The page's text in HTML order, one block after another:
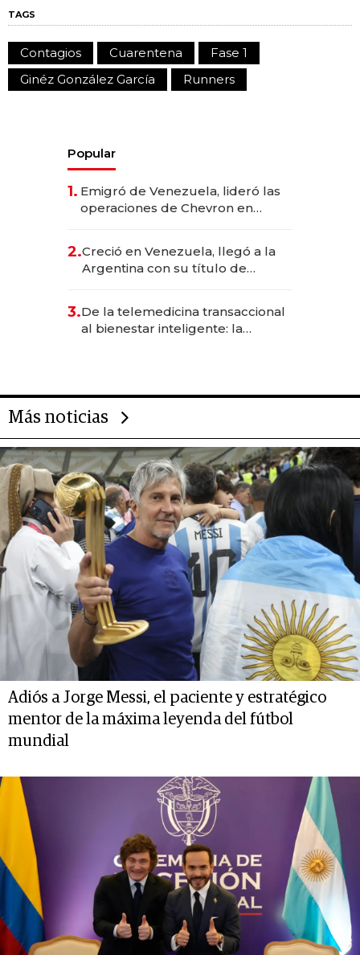
TAGS
Contagios Cuarentena
Fase 1
Ginéz González García
Runners
Popular
1. Emigró de Venezuela, lideró las
operaciones de Chevron en
2.Creció en Venezuela, llegó a la
Argentina con su título de
las marcas "fast premium"
3.De la telemedicina transaccional
al bienestar inteligente: la
Más noticias
Adiós a Jorge Messi, el paciente y estratégico
mentor de la máxima leyenda del fútbol
mundial